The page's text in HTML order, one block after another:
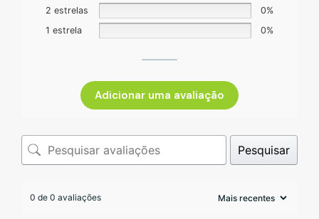
2 estrelas
0%
1 estrela
0%
Adicionar uma avaliação
Pesquisar
0 de 0 avaliações